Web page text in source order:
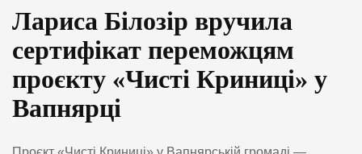
Лариса Білозір вручила
сертифікат переможцям
проєкту «Чисті Криниці» у
Вапнярці